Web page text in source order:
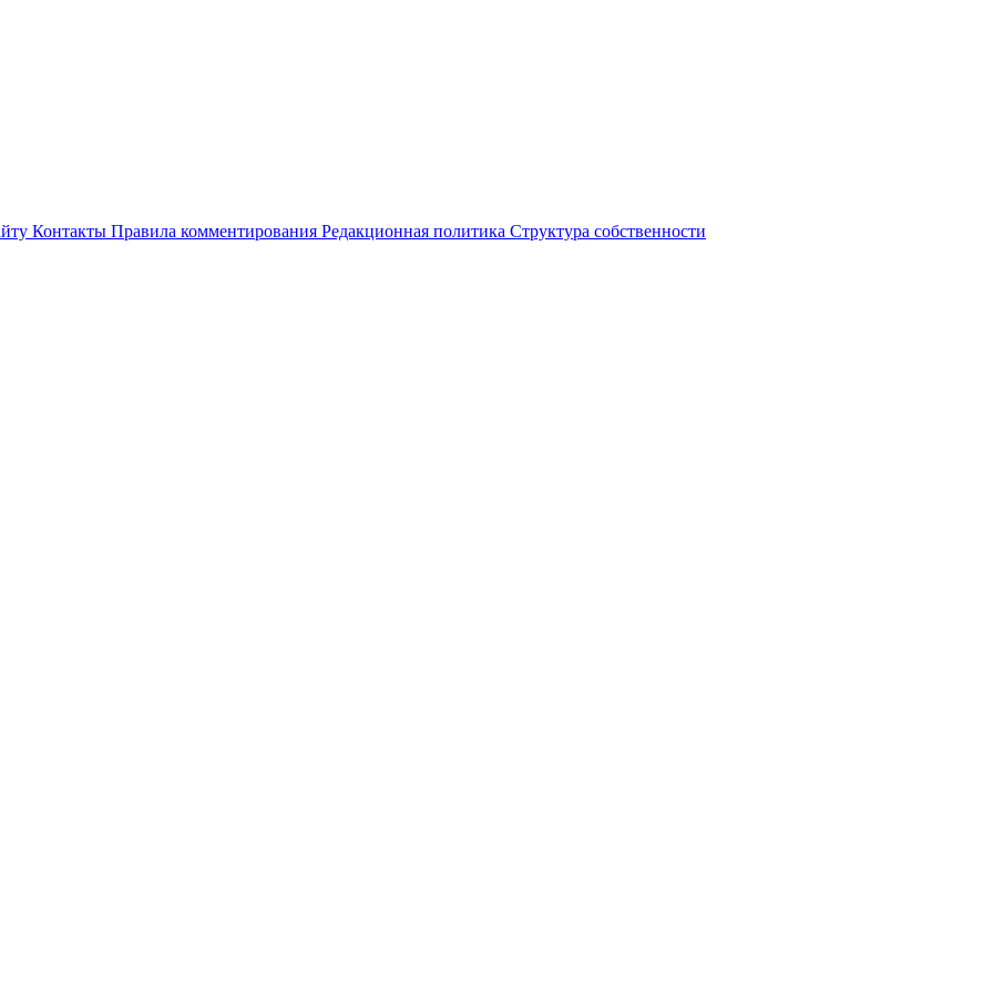
Контакты Правила комментирования Редакционная политика Структура собственности